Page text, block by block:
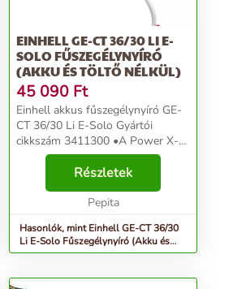
EINHELL GE-CT 36/30 LI E-
SOLO FŰSZEGÉLYNYÍRÓ
(AKKU ÉS TÖLTŐ NÉLKÜL)
45 090 Ft
Einhell akkus fűszegélynyíró GE-
CT 36/30 Li E-Solo Gyártói
cikkszám 3411300 •A Power X-
Change család tagja, 2 x 18 V
akkumulátorral üzemeltethető
•Optimális erőátvitel és
súlyelosztás a motornak kösz...
Részletek
Pepita
Hasonlók, mint Einhell GE-CT 36/30
Li E-Solo Fűszegélynyíró (Akku és
töltő nélkül)